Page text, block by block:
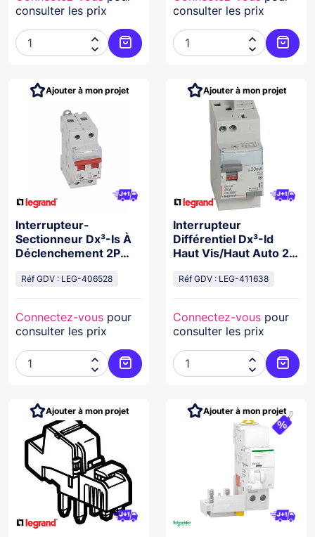
consulter les prix


Ajouter au panier
consulter les prix


Interrupteur-
Sectionneur Dx³-Is À
Déclenchement 2P
Modules
Réf GDV : LEG-406528
Connectez-vous pour
consulter les prix


Ajouter au panier
Ajouter à mon projet
Interrupteur
Différentiel Dx³-Id
Haut Vis/Haut Auto 2P
2 Mod
Réf GDV : LEG-411638
Connectez-vous pour
consulter les prix


Ajouter à mon projet
Ajouter à mon projet Ajouter à mon projet